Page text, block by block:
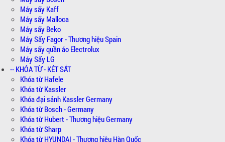
Máy sấy Kaff
Máy sấy Malloca
Máy sấy Beko
Máy Sấy Fagor - Thương hiệu Spain
Máy sấy quần áo Electrolux
Máy Sấy LG
-- KHÓA TỪ - KÉT SẮT
Khóa từ Hafele
Khóa từ Kassler
Khóa đại sảnh Kassler Germany
Khóa từ Bosch - Germany
Khóa từ Hubert - Thương hiệu Germany
Khóa từ Sharp
Khóa từ HYUNDAI - Thương hiệu Hàn Quốc